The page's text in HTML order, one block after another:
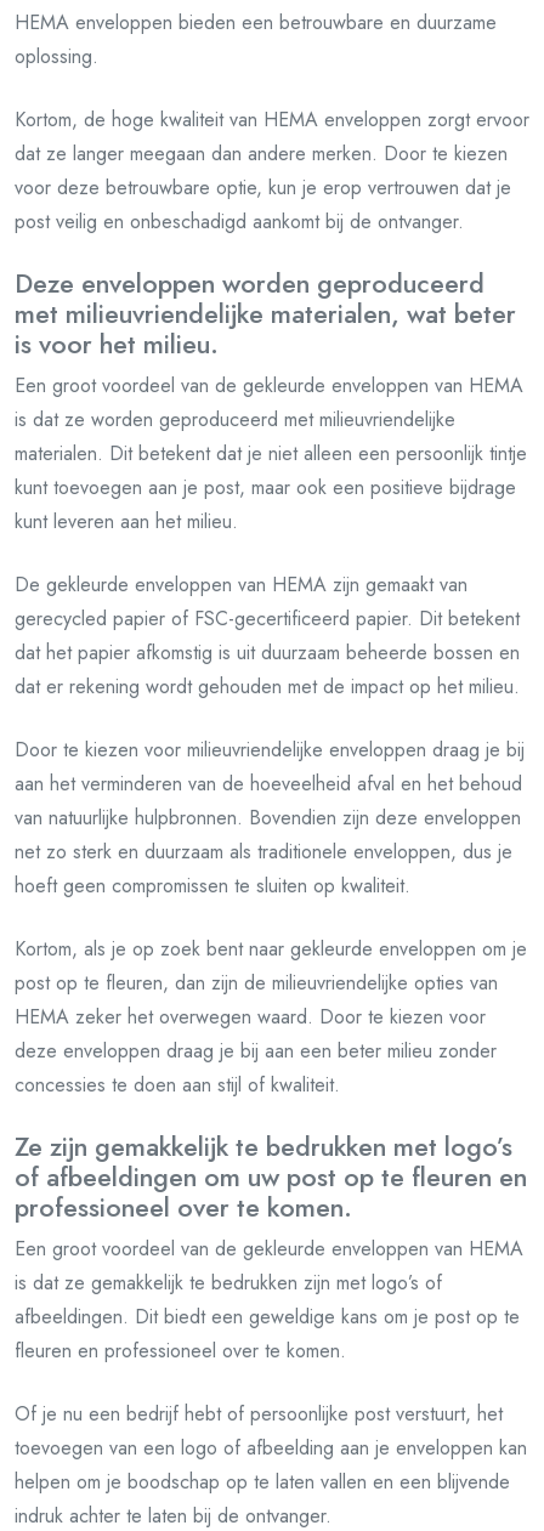
HEMA enveloppen bieden een betrouwbare en duurzame
oplossing.
Kortom, de hoge kwaliteit van HEMA enveloppen zorgt ervoor
dat ze langer meegaan dan andere merken. Door te kiezen
voor deze betrouwbare optie, kun je erop vertrouwen dat je
post veilig en onbeschadigd aankomt bij de ontvanger.
Deze enveloppen worden geproduceerd
met milieuvriendelijke materialen, wat beter
is voor het milieu.
Een groot voordeel van de gekleurde enveloppen van HEMA
is dat ze worden geproduceerd met milieuvriendelijke
materialen. Dit betekent dat je niet alleen een persoonlijk tintje
kunt toevoegen aan je post, maar ook een positieve bijdrage
kunt leveren aan het milieu.
De gekleurde enveloppen van HEMA zijn gemaakt van
gerecycled papier of FSC-gecertificeerd papier. Dit betekent
dat het papier afkomstig is uit duurzaam beheerde bossen en
dat er rekening wordt gehouden met de impact op het milieu.
Door te kiezen voor milieuvriendelijke enveloppen draag je bij
aan het verminderen van de hoeveelheid afval en het behoud
van natuurlijke hulpbronnen. Bovendien zijn deze enveloppen
net zo sterk en duurzaam als traditionele enveloppen, dus je
hoeft geen compromissen te sluiten op kwaliteit.
Kortom, als je op zoek bent naar gekleurde enveloppen om je
post op te fleuren, dan zijn de milieuvriendelijke opties van
HEMA zeker het overwegen waard. Door te kiezen voor
deze enveloppen draag je bij aan een beter milieu zonder
concessies te doen aan stijl of kwaliteit.
Ze zijn gemakkelijk te bedrukken met logo’s
of afbeeldingen om uw post op te fleuren en
professioneel over te komen.
Een groot voordeel van de gekleurde enveloppen van HEMA
is dat ze gemakkelijk te bedrukken zijn met logo’s of
afbeeldingen. Dit biedt een geweldige kans om je post op te
fleuren en professioneel over te komen.
Of je nu een bedrijf hebt of persoonlijke post verstuurt, het
toevoegen van een logo of afbeelding aan je enveloppen kan
helpen om je boodschap op te laten vallen en een blijvende
indruk achter te laten bij de ontvanger.